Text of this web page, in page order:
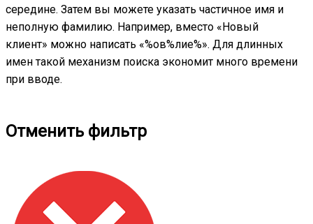
середине. Затем вы можете указать частичное имя и
неполную фамилию. Например, вместо «Новый
клиент» можно написать «%ов%лие%». Для длинных
имен такой механизм поиска экономит много времени
при вводе.
Отменить фильтр